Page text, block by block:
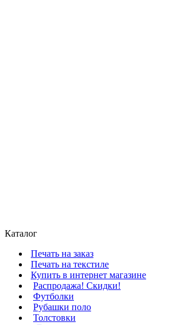
Каталог
Печать на заказ
Печать на текстиле
Купить в интернет магазине
Распродажа! Скидки!
Футболки
Рубашки поло
Толстовки